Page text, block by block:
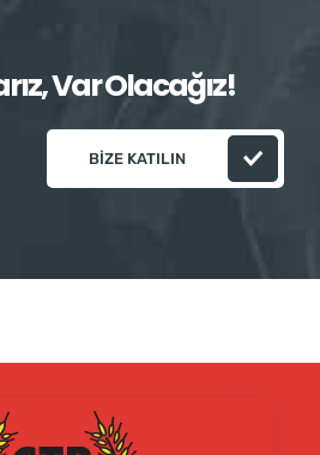
Var Olacağız!
BIZE KATILIN